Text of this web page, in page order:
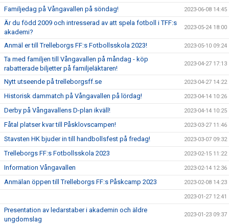
Familjedag på Vångavallen på söndag! 2023-06-08 14:45
Är du född 2009 och intresserad av att spela fotboll i TFF:s
akademi?
2023-05-24 18:00
Anmäl er till Trelleborgs FF:s Fotbollsskola 2023! 2023-05-10 09:24
Ta med familjen till Vångavallen på måndag - köp
rabatterade biljetter på familjeläktaren!
2023-04-27 17:13
Nytt utseende på trelleborgsff.se 2023-04-27 14:22
Historisk dammatch på Vångavallen på lördag! 2023-04-14 10:26
Derby på Vångavallens D-plan ikväll! 2023-04-14 10:25
Fåtal platser kvar till Påsklovscampen! 2023-03-27 11:46
Stavsten HK bjuder in till handbollsfest på fredag! 2023-03-07 09:32
Trelleborgs FF:s Fotbollsskola 2023 2023-02-15 11:22
Information Vångavallen 2023-02-14 12:36
Anmälan öppen till Trelleborgs FF:s Påskcamp 2023 2023-02-08 14:23
2023-01-27 12:41
Presentation av ledarstaber i akademin och äldre
ungdomslag
2023-01-23 09:37